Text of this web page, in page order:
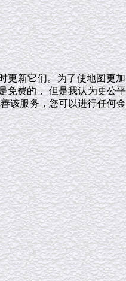
更新它们。为了使地图更
免费的， 但是我认为更公
该服务，您可以进行任何